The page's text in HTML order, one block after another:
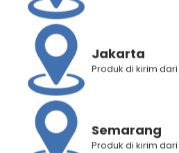
Informasi Tambahan
RELATED PRODUCTS
Jakarta
Produk di kirim
Semarang
Produk di kirim